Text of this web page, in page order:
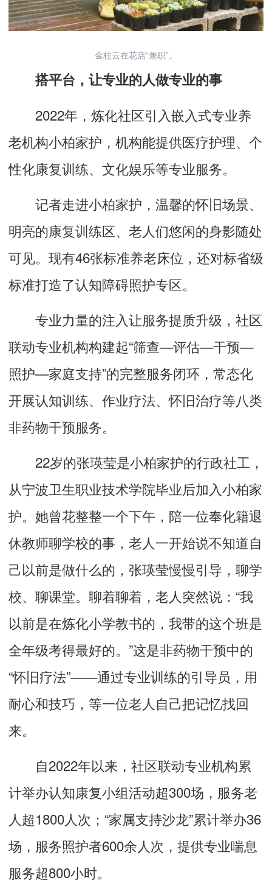
金桂云在花店“兼职”。
搭平台，让专业的人做专业的事
2022年，炼化社区引入嵌入式专业养
老机构小柏家护，机构能提供医疗护理、个
性化康复训练、文化娱乐等专业服务。
记者走进小柏家护，温馨的怀旧场景、
明亮的康复训练区、老人们悠闲的身影随处
可见。现有46张标准养老床位，还对标省级
标准打造了认知障碍照护专区。
专业力量的注入让服务提质升级，社区
联动专业机构构建起“筛查—评估—干预—
照护—家庭支持”的完整服务闭环，常态化
开展认知训练、作业疗法、怀旧治疗等八类
非药物干预服务。
22岁的张瑛莹是小柏家护的行政社工，
从宁波卫生职业技术学院毕业后加入小柏家
护。她曾花整整一个下午，陪一位奉化籍退
休教师聊学校的事，老人一开始说不知道自
己以前是做什么的，张瑛莹慢慢引导，聊学
校、聊课堂。聊着聊着，老人突然说：“我
以前是在炼化小学教书的，我带的这个班是
全年级考得最好的。”这是非药物干预中的
“怀旧疗法”——通过专业训练的引导员，用
耐心和技巧，等一位老人自己把记忆找回
来。
自2022年以来，社区联动专业机构累
计举办认知康复小组活动超300场，服务老
人超1800人次；“家属支持沙龙”累计举办36
场，服务照护者600余人次，提供专业喘息
服务超800小时。